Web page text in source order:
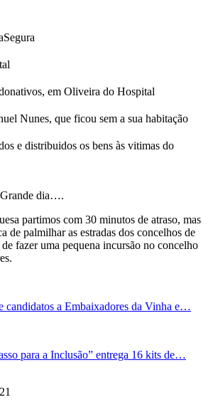
em Oliveira do Hospital
Nunes, que ficou sem a sua habitação
e distribuidos os bens às vitimas do
Grande dia….
partimos com 30 minutos de atraso, mas
de palmilhar as estradas dos concelhos de
fazer uma pequena incursão no concelho
candidatos a Embaixadores da Vinha e…
para a Inclusão” entrega 16 kits de…